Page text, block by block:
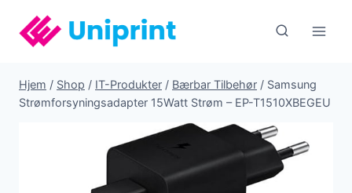
indhold
Hjem / Shop / IT-Produkter / Bærbar Tilbehør / Samsung
Strømforsyningsadapter 15Watt Strøm – EP-T1510XBEGEU